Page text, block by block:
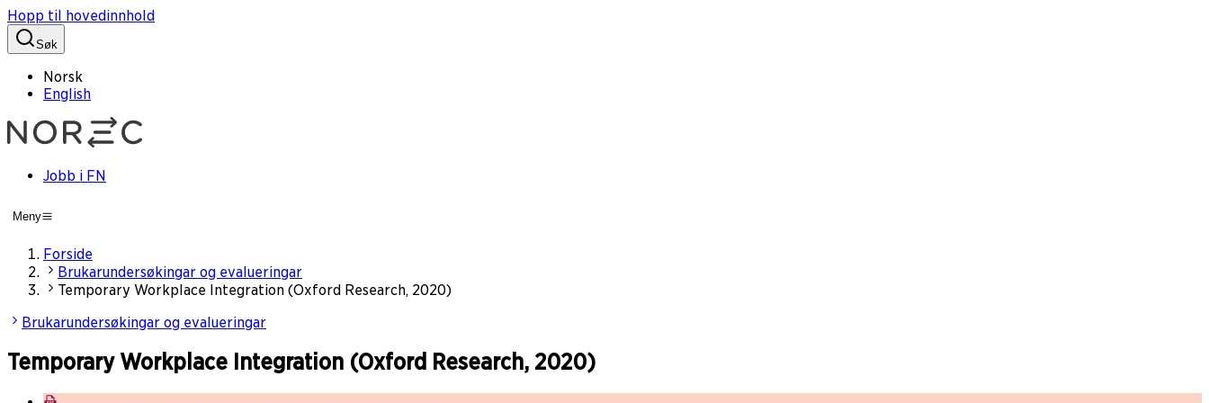
Hopp til hovedinnhold
Søk
Norsk
English
Jobb i FN
Meny
Forside
Brukarundersøkingar og evalueringar
Temporary Workplace Integration (Oxford Research, 2020)
Brukarundersøkingar og evalueringar
Temporary Workplace Integration (Oxford Research, 2020)